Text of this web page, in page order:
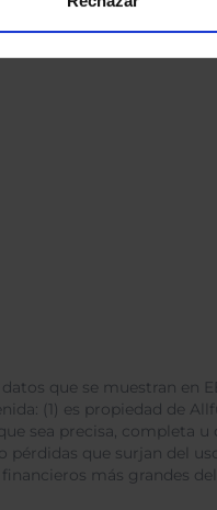
datos que se muestran en
(1) es propiedad de
sea precisa, completa
pérdidas que surjan del
más grandes